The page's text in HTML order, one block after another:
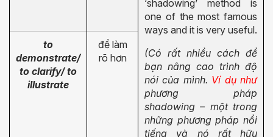
‘shadowing’ method is
one of the most famous
ways and it is very useful.
(Có rất nhiều cách để
bạn nâng cao trình độ
nói của mình. Ví dụ như
phương pháp
shadowing – một trong
những phương pháp nổi
tiếng và nó rất hữu
to
demonstrate/
to clarify/ to
illustrate
để làm
rõ hơn